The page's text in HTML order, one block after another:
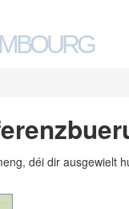
déi dir ausgewielt